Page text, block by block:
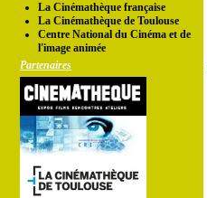
La Cinémathèque française
La Cinémathèque de Toulouse
Centre National du Cinéma et de
l'image animée
Partenaires